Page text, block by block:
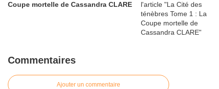
Coupe mortelle de Cassandra CLARE
Commentaires
Ajouter un commentaire